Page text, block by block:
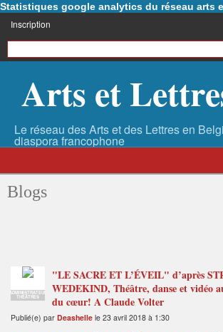
Statistiques google analytics du réseau arts
Inscription
Arts et
Blogs
ADMINISTRATEUR
THÉÂTRES
"LE SACRE ET L’ÉVEIL" d’après
WEDEKIND, Théâtre, danse et vidéo
du cœur! A Claude Volter
Publié(e) par Deashelle le 23 avril 2018 à 1:30